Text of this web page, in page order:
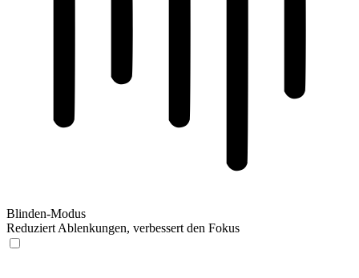
Blinden-Modus
Reduziert Ablenkungen, verbessert den Fokus